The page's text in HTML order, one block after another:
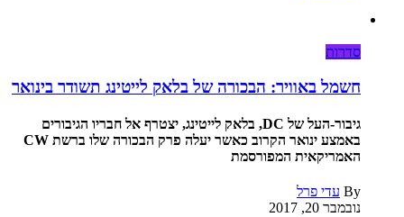
סדרות
חשמל באוויר: הבכורה של בלאק לייטינג תשודר בינואר
גיבור-העל של DC, בלאק לייטינג, יצטרף אל חבריו הגיבורים
באמצע ינואר הקרוב כאשר יעלה פרק הבכורה שלו ברשת CW
האמריקאית המפורסמת
By עדי פרל
נובמבר 20, 2017